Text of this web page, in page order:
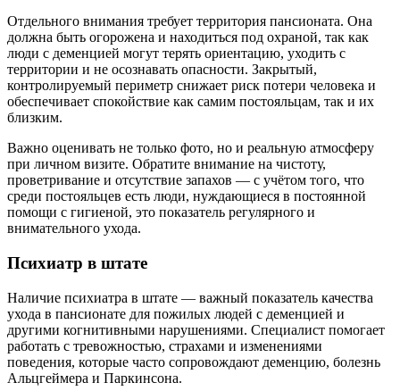
Отдельного внимания требует территория пансионата. Она
должна быть огорожена и находиться под охраной, так как
люди с деменцией могут терять ориентацию, уходить с
территории и не осознавать опасности. Закрытый,
контролируемый периметр снижает риск потери человека и
обеспечивает спокойствие как самим постояльцам, так и их
близким.
Важно оценивать не только фото, но и реальную атмосферу
при личном визите. Обратите внимание на чистоту,
проветривание и отсутствие запахов — с учётом того, что
среди постояльцев есть люди, нуждающиеся в постоянной
помощи с гигиеной, это показатель регулярного и
внимательного ухода.
Психиатр в штате
Наличие психиатра в штате — важный показатель качества
ухода в пансионате для пожилых людей с деменцией и
другими когнитивными нарушениями. Специалист помогает
работать с тревожностью, страхами и изменениями
поведения, которые часто сопровождают деменцию, болезнь
Альцгеймера и Паркинсона.